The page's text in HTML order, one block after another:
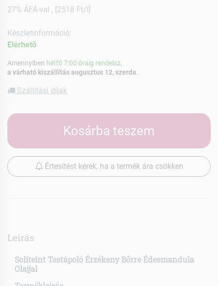
27% ÁFÁ-val , [2518 Ft/l]
Készletinformáció:
Elérhetõ
Amennyiben hétfő 7:00 óráig rendelsz,
a várható kiszállítás augusztus 12, szerda
Szállítási díjak
Kosárba teszem
Értesítést kérek, ha a termék ára csökken
Leírás
Soliteint Testápoló Érzékeny Bőrre Édesmandula
Olajjal